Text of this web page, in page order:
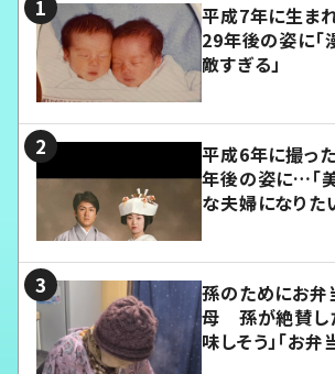
平成7年に生ま
29年後の姿に「
敵すぎる」
平成6年に撮っ
年後の姿に…「
な夫婦になりた
孫のためにお弁
母 孫が絶賛し
味しそう」「お弁